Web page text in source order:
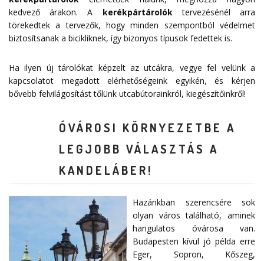
kedvező árakon. A kerékpártárolóktervezésénél arra
törekedtek a tervezők, hogy minden szempontból védelmet
biztosítsanak a bicikliknek, így bizonyos típusok fedettek is.
Ha ilyen új tárolókat képzelt az utcákra, vegye fel velünk a
kapcsolatot megadottelérhetőségeink egyikén, és kérjen
bővebb felvilágosítást tőlünk utcabútorainkról, kiegészítőinkről!
ÓVÁROSI KÖRNYEZETBE A
LEGJOBB VÁLASZTÁS A
KANDELÁBER!
Hazánkban szerencsére sok
olyan város található, aminek
hangulatos óvárosa van.
Budapesten kívül jó példa erre
Eger, Sopron, Kőszeg,